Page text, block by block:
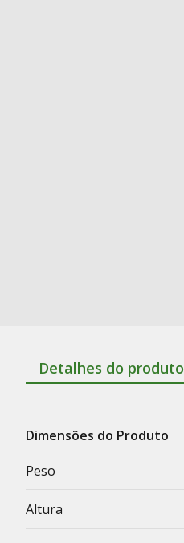
Detalhes do produto
Dimensões do Produto
Peso
Altura